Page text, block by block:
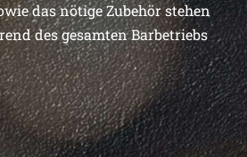
das nötige Zubehör stehen
des gesamten Barbetriebs